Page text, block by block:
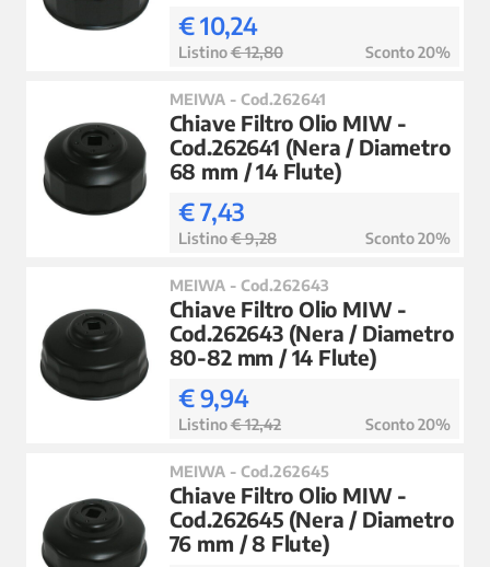
€ 10,24
Listino€ 12,80 Sconto 20%
MEIWA - Cod.262641
Chiave Filtro Olio MIW -
Cod.262641 (Nera / Diametro
68 mm / 14 Flute)
€ 7,43
Listino€ 9,28 Sconto 20%
MEIWA - Cod.262643
Chiave Filtro Olio MIW -
Cod.262643 (Nera / Diametro
80-82 mm / 14 Flute)
€ 9,94
Listino€ 12,42 Sconto 20%
MEIWA - Cod.262645
Chiave Filtro Olio MIW -
Cod.262645 (Nera / Diametro
76 mm / 8 Flute)